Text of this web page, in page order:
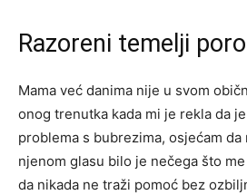
Razoreni temelji
Mama već danima nije u svom
onog trenutka kada mi je rekla da
problema s bubrezima, osjećam
njenom glasu bilo je nečega što
da nikada ne traži pomoć bez